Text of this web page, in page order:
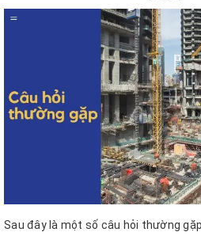
Sau đây là một số câu hỏi thường